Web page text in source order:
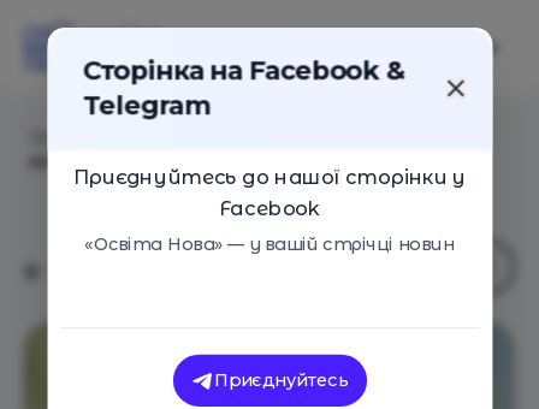
Сторінка на Facebook &
Telegram
Приєднуйтесь до нашої сторінки у
Facebook
«Освіта Нова» — у вашій стрічці новин
Приєднуйтесь